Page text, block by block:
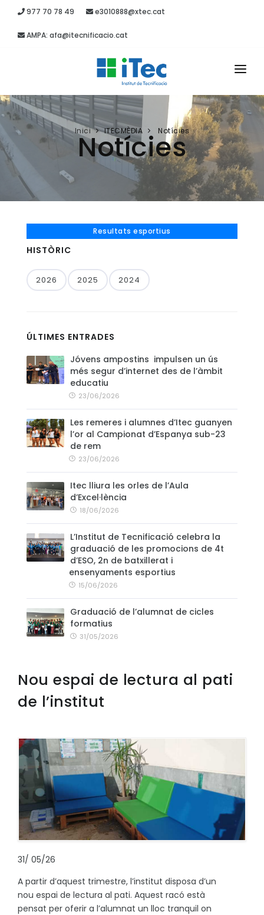
977 70 78 49 e3010888@xtec.cat
AMPA: afa@itecnificacio.cat
INICI
EL CENTRE
SECRETARIA
PROJECTES
ITEC MÈDIA
CONTACTE
Inici ITECMÈDIA Notícies
Notícies
Resultats esportius
HISTÒRIC
2026 2025 2024
ÚLTIMES ENTRADES
Jóvens ampostins impulsen un ús
més segur d’internet des de l’àmbit
educatiu
23/06/2026
Les remeres i alumnes d’Itec guanyen
l’or al Campionat d’Espanya sub-23
de rem
23/06/2026
Itec lliura les orles de l’Aula
d’Excel·lència
18/06/2026
L’Institut de Tecnificació celebra la
graduació de les promocions de 4t
d’ESO, 2n de batxillerat i
ensenyaments esportius
15/06/2026
Graduació de l’alumnat de cicles
formatius
31/05/2026
Nou espai de lectura al pati
de l’institut
31/ 05/26
A partir d’aquest trimestre, l’institut disposa d’un
nou espai de lectura al pati. Aquest racó està
pensat per oferir a l’alumnat un lloc tranquil on